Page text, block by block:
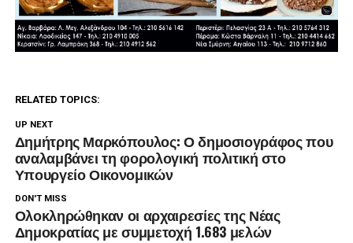
RELATED TOPICS:
UP NEXT
Δημήτρης Μαρκόπουλος: Ο δημοσιογράφος που
αναλαμβάνει τη φορολογική πολιτική στο
Υπουργείο Οικονομικών
DON'T MISS
Ολοκληρώθηκαν οι αρχαιρεσίες της Νέας
Δημοκρατίας με συμμετοχή 1.683 μελών